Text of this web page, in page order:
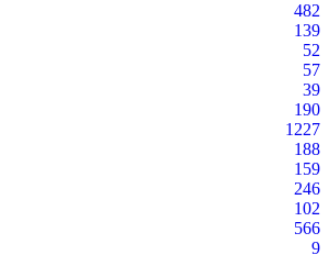
482
139
52
57
39
190
1227
188
159
246
102
566
9